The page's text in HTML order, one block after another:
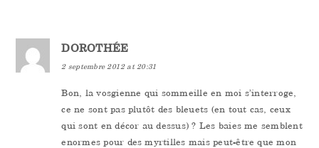
DOROTHÉE
2 septembre 2012 at 20:31
Bon, la vosgienne qui sommeille en moi s’interroge,
ce ne sont pas plutôt des bleuets (en tout cas, ceux
qui sont en décor au dessus) ? Les baies me semblent
enormes pour des myrtilles mais peut-être que mon